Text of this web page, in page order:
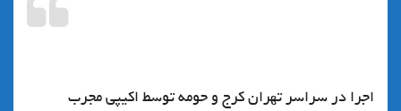
اجرا در سراسر تهران کرج و حومه توسط اکیپی مجرب